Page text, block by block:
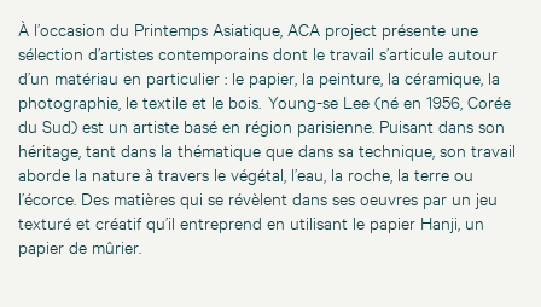
À l’occasion du Printemps Asiatique, ACA project présente une
sélection d’artistes contemporains dont le travail s’articule autour
d’un matériau en particulier : le papier, la peinture, la céramique, la
photographie, le textile et le bois. Young-se Lee (né en 1956, Corée
du Sud) est un artiste basé en région parisienne. Puisant dans son
héritage, tant dans la thématique que dans sa technique, son travail
aborde la nature à travers le végétal, l’eau, la roche, la terre ou
l’écorce. Des matières qui se révèlent dans ses oeuvres par un jeu
texturé et créatif qu’il entreprend en utilisant le papier Hanji, un
papier de mûrier.